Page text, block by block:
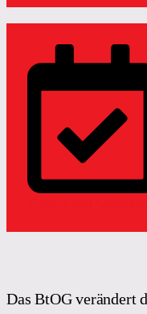
Das BtOG verändert